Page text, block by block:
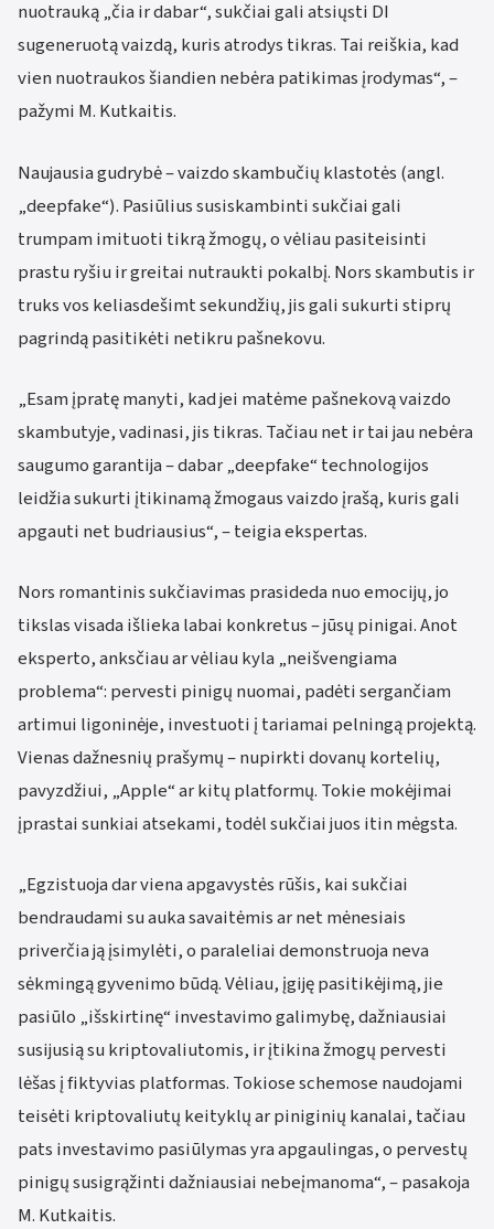
nuotrauką „čia ir dabar“, sukčiai gali atsiųsti DI
sugeneruotą vaizdą, kuris atrodys tikras. Tai reiškia, kad
vien nuotraukos šiandien nebėra patikimas įrodymas“, –
pažymi M. Kutkaitis.
Naujausia gudrybė – vaizdo skambučių klastotės (angl.
„deepfake“). Pasiūlius susiskambinti sukčiai gali
trumpam imituoti tikrą žmogų, o vėliau pasiteisinti
prastu ryšiu ir greitai nutraukti pokalbį. Nors skambutis ir
truks vos keliasdešimt sekundžių, jis gali sukurti stiprų
pagrindą pasitikėti netikru pašnekovu.
„Esam įpratę manyti, kad jei matėme pašnekovą vaizdo
skambutyje, vadinasi, jis tikras. Tačiau net ir tai jau nebėra
saugumo garantija – dabar „deepfake“ technologijos
leidžia sukurti įtikinamą žmogaus vaizdo įrašą, kuris gali
apgauti net budriausius“, – teigia ekspertas.
Nors romantinis sukčiavimas prasideda nuo emocijų, jo
tikslas visada išlieka labai konkretus – jūsų pinigai. Anot
eksperto, anksčiau ar vėliau kyla „neišvengiama
problema“: pervesti pinigų nuomai, padėti sergančiam
artimui ligoninėje, investuoti į tariamai pelningą projektą.
Vienas dažnesnių prašymų – nupirkti dovanų kortelių,
pavyzdžiui, „Apple“ ar kitų platformų. Tokie mokėjimai
įprastai sunkiai atsekami, todėl sukčiai juos itin mėgsta.
„Egzistuoja dar viena apgavystės rūšis, kai sukčiai
bendraudami su auka savaitėmis ar net mėnesiais
priverčia ją įsimylėti, o paraleliai demonstruoja neva
sėkmingą gyvenimo būdą. Vėliau, įgiję pasitikėjimą, jie
pasiūlo „išskirtinę“ investavimo galimybę, dažniausiai
susijusią su kriptovaliutomis, ir įtikina žmogų pervesti
lėšas į fiktyvias platformas. Tokiose schemose naudojami
teisėti kriptovaliutų keityklų ar piniginių kanalai, tačiau
pats investavimo pasiūlymas yra apgaulingas, o pervestų
pinigų susigrąžinti dažniausiai nebeįmanoma“, – pasakoja
M. Kutkaitis.